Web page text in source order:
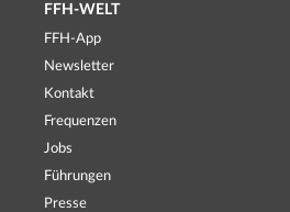
FFH-WELT
FFH-App
Newsletter
Kontakt
Frequenzen
Jobs
Führungen
Presse